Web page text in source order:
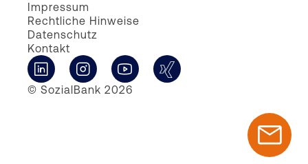
Impressum
Rechtliche Hinweise
Datenschutz
Kontakt
© SozialBank 2026